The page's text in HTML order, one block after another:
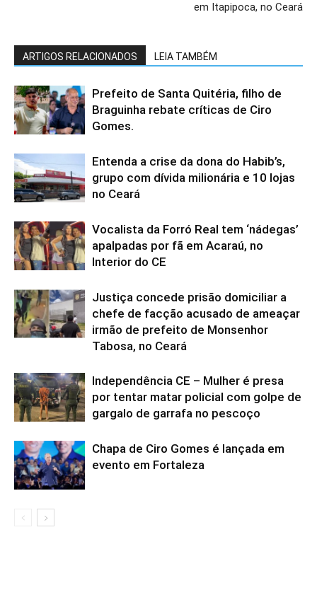
em Itapipoca, no Ceará
ARTIGOS RELACIONADOS LEIA TAMBÉM
Prefeito de Santa Quitéria, filho de
Braguinha rebate críticas de Ciro
Gomes.
Entenda a crise da dona do Habib’s,
grupo com dívida milionária e 10 lojas
no Ceará
Vocalista da Forró Real tem ‘nádegas’
apalpadas por fã em Acaraú, no
Interior do CE
Justiça concede prisão domiciliar a
chefe de facção acusado de ameaçar
irmão de prefeito de Monsenhor
Tabosa, no Ceará
Independência CE – Mulher é presa
por tentar matar policial com golpe de
gargalo de garrafa no pescoço
Chapa de Ciro Gomes é lançada em
evento em Fortaleza